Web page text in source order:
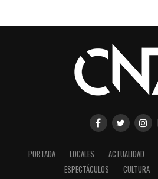
PORTADA LOCALES ACTUALIDAD
ESPECTÁCULOS
CULTURA